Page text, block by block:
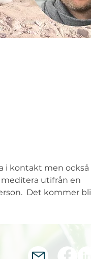
i kontakt men också
meditera utifrån en
Det kommer bli